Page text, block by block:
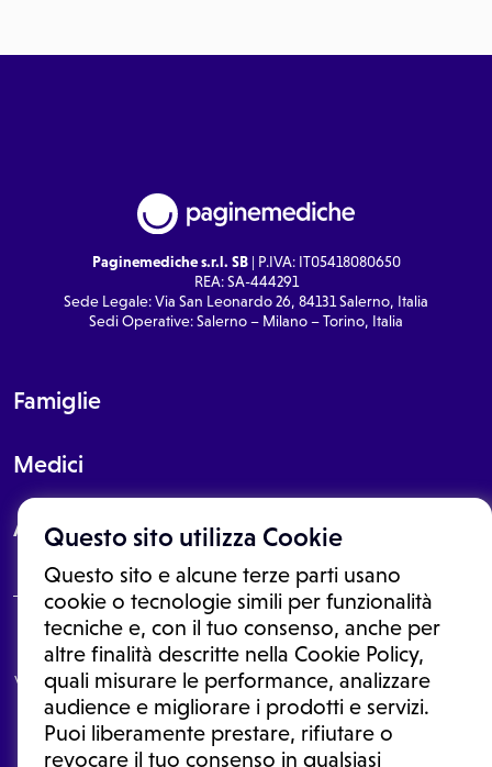
Questo sito utilizza Cookie
Questo sito e alcune terze parti usano
cookie o tecnologie simili per funzionalità
tecniche e, con il tuo consenso, anche per
altre finalità descritte nella Cookie Policy,
quali misurare le performance, analizzare
audience e migliorare i prodotti e servizi.
Puoi liberamente prestare, rifiutare o
revocare il tuo consenso in qualsiasi
Paginemediche s.r.l. SB| P.IVA: IT05418080650
REA: SA-444291
Sede Legale: Via San Leonardo 26, 84131 Salerno, Italia
Sedi Operative: Salerno – Milano – Torino, Italia
Famiglie
Medici
About
Le informazioni proposte in questo sito non sono un consulto medico.
In nessun caso, queste informazioni sostituiscono un consulto, una
visita o una diagnosi formulata dal medico. Non si devono considerare
le informazioni disponibili come suggerimenti per la formulazione di
una diagnosi, la determinazione di un trattamento o l'assunzione o
sospensione di un farmaco senza prima consultare un medico di
medicina generale o uno specialista.